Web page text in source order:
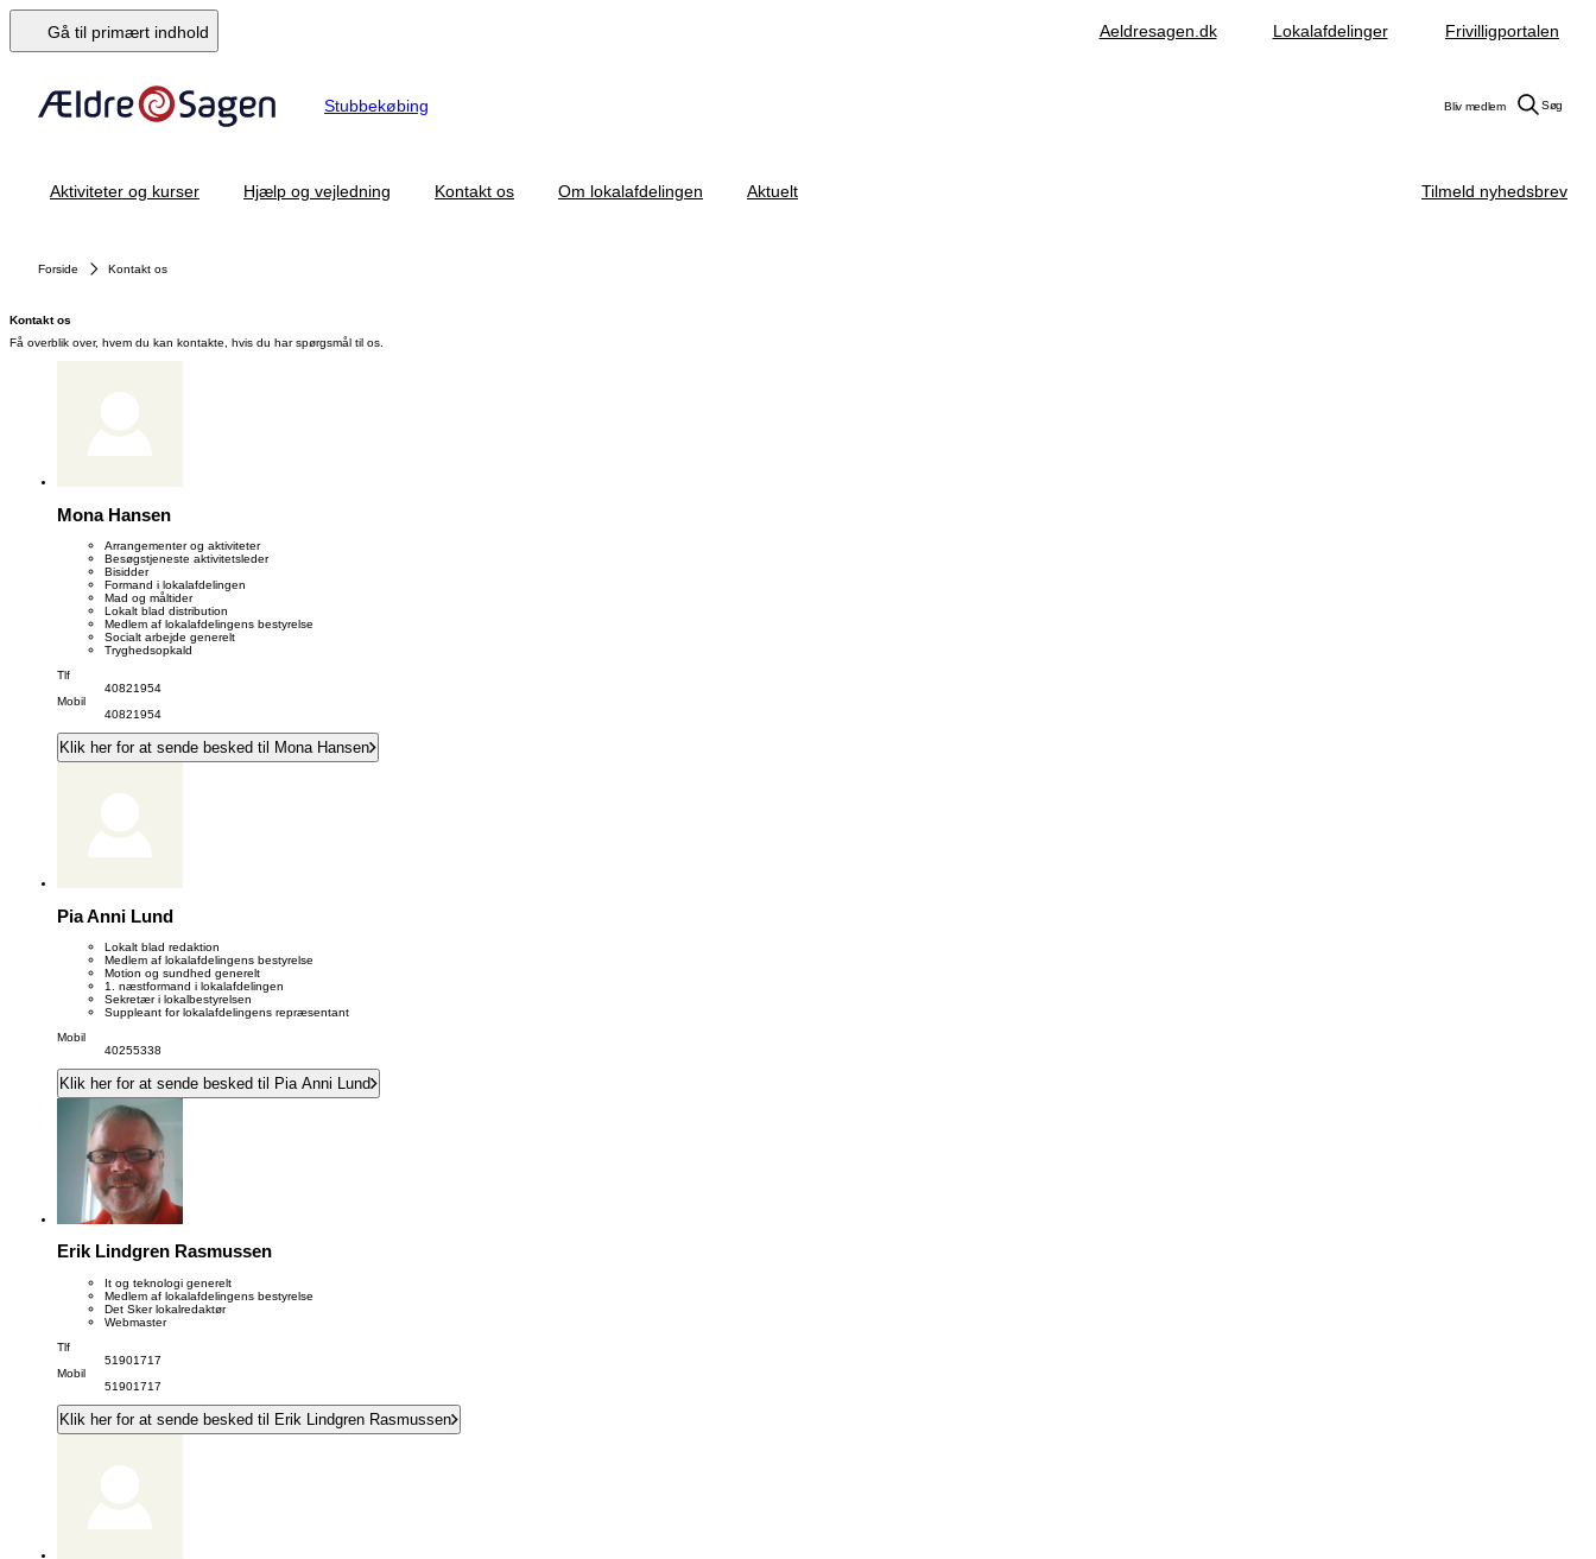
Gå til primært indhold Aeldresagen.dk Lokalafdelinger Frivilligportalen
Stubbekøbing Bliv medlem Søg
Aktiviteter og kurser Hjælp og vejledning Kontakt os Om lokalafdelingen Aktuelt Tilmeld nyhedsbrev
Forside Kontakt os
Kontakt os
Få overblik over, hvem du kan kontakte, hvis du har spørgsmål til os.
Mona Hansen
Arrangementer og aktiviteter
Besøgstjeneste aktivitetsleder
Bisidder
Formand i lokalafdelingen
Mad og måltider
Lokalt blad distribution
Medlem af lokalafdelingens bestyrelse
Socialt arbejde generelt
Tryghedsopkald
Tlf
40821954
Mobil
40821954
Klik her for at sende besked til Mona Hansen
Pia Anni Lund
Lokalt blad redaktion
Medlem af lokalafdelingens bestyrelse
Motion og sundhed generelt
1. næstformand i lokalafdelingen
Sekretær i lokalbestyrelsen
Suppleant for lokalafdelingens repræsentant
Mobil
40255338
Klik her for at sende besked til Pia Anni Lund
Erik Lindgren Rasmussen
It og teknologi generelt
Medlem af lokalafdelingens bestyrelse
Det Sker lokalredaktør
Webmaster
Tlf
51901717
Mobil
51901717
Klik her for at sende besked til Erik Lindgren Rasmussen